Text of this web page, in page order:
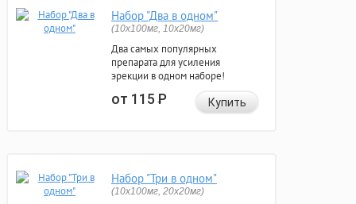
Набор "Два в одном"
(10x100мг, 10x20мг)
Два самых популярных
препарата для усиления
эрекции в одном наборе!
от 115Р Купить
Набор "Три в одном"
(10x100мг, 20x20мг)